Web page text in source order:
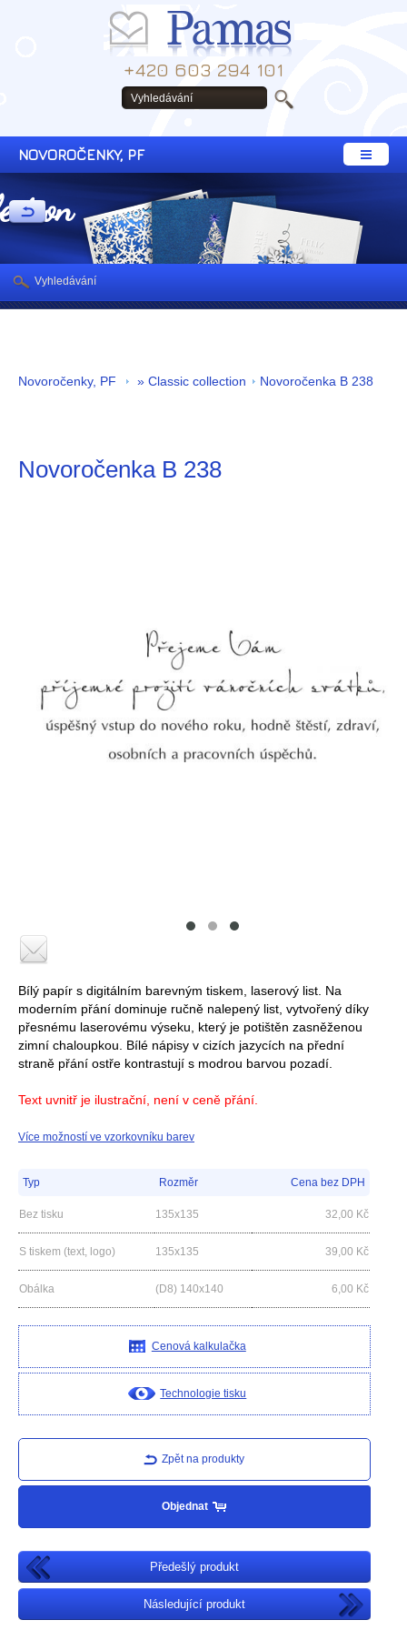
+420 603 294 101
NOVOROČENKY, PF
Novoročenky, PF » Classic collection Novoročenka B 238
Novoročenka B 238
Bílý papír s digitálním barevným tiskem, laserový list. Na
moderním přání dominuje ručně nalepený list, vytvořený díky
přesnému laserovému výseku, který je potištěn zasněženou
zimní chaloupkou. Bílé nápisy v cizích jazycích na přední
straně přání ostře kontrastují s modrou barvou pozadí.
Text uvnitř je ilustrační, není v ceně přání.
Více možností ve vzorkovníku barev
Typ Rozměr Cena bez DPH
Bez tisku 135x135 32,00 Kč
S tiskem (text, logo) 135x135 39,00 Kč
Obálka (D8) 140x140 6,00 Kč
Cenová kalkulačka
Technologie tisku
Zpět na produkty
Objednat
Předešlý produkt
Následující produkt
Vyhledávání